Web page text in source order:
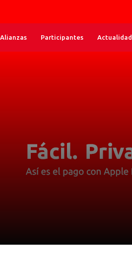
Alianzas Participantes Actualidad